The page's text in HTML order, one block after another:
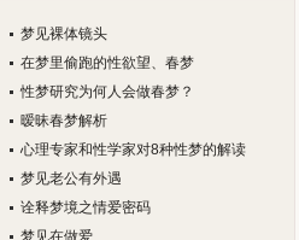
梦见裸体镜头
在梦里偷跑的性欲望、春梦
性梦研究为何人会做春梦？
暧昧春梦解析
心理专家和性学家对8种性梦的解读
梦见老公有外遇
诠释梦境之情爱密码
梦见在做爱